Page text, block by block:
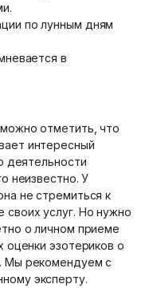
по лунным дням
в
отметить, что
интересный
деятельности
неизвестно. У
не стремиться к
своих услуг. Но нужно
о личном приеме
оценки эзотериков о
Мы рекомендуем с
эксперту.